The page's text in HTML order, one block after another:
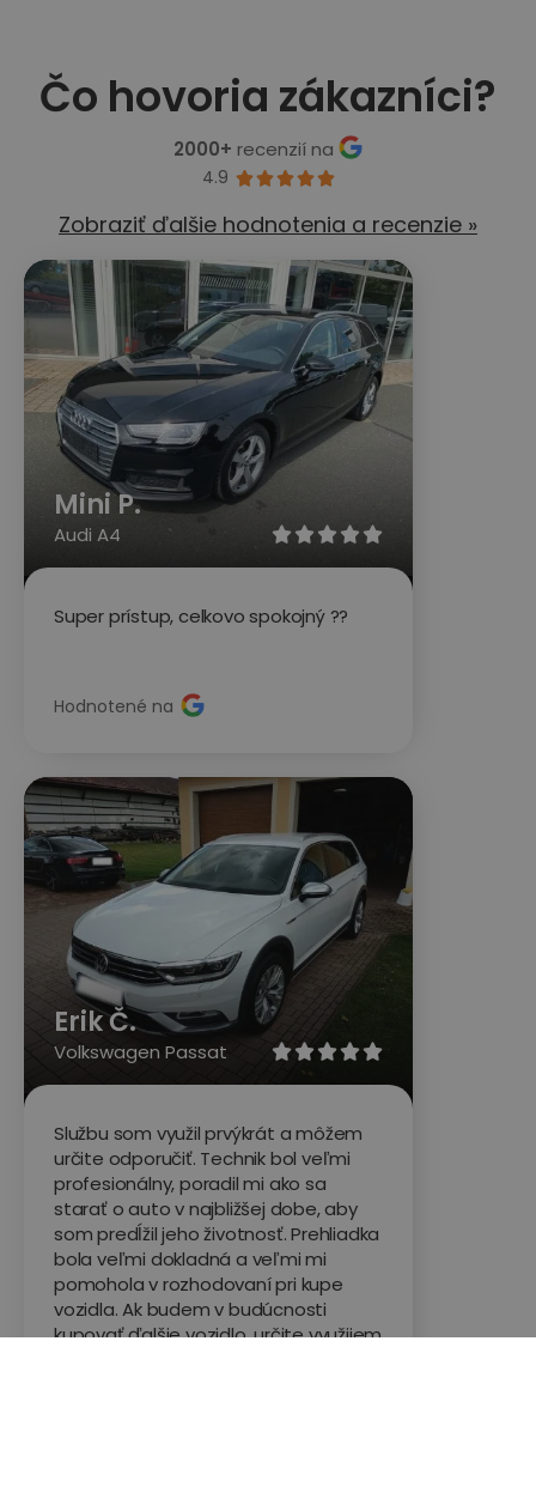
Čo hovoria zákazníci?
2000+ recenzií na
4.9 
Zobraziť ďalšie hodnotenia a recenzie »
    
Mini P.
Audi A4
Super prístup, celkovo spokojný ??
Hodnotené na

Erik Č.
Volkswagen Passat
Službu som využil prvýkrát a môžem
určite odporučiť. Technik bol veľmi
profesionálny, poradil mi ako sa
starať o auto v najbližšej dobe, aby
som predĺžil jeho životnosť. Prehliadka
bola veľmi dokladná a veľmi mi
pomohola v rozhodovaní pri kupe
vozidla. Ak budem v budúcnosti
kupovať ďalšie vozidlo, určite využijem